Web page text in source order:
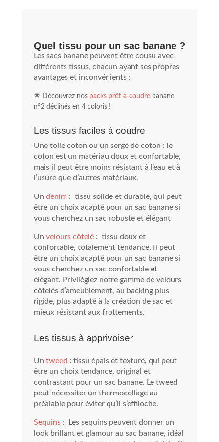
Quel tissu pour un sac banane ?
Les sacs banane peuvent être cousu avec
différents tissus, chacun ayant ses propres
avantages et inconvénients :
🌟 Découvrez nos packs prêt-à-coudrebanane
n°2 déclinés en 4 coloris !
Les tissus faciles à coudre
Une toile coton ou un sergé de coton : le
coton est un matériau doux et confortable,
mais il peut être moins résistant à l’eau et à
l’usure que d’autres matériaux.
Un denim: tissu solide et durable, qui peut
être un choix adapté pour un sac banane si
vous cherchez un sac robuste et élégant
Un velours côtelé: tissu doux et
confortable, totalement tendance. Il peut
être un choix adapté pour un sac banane si
vous cherchez un sac confortable et
élégant. Privilégiez notre gamme de velours
côtelés d’ameublement, au backing plus
rigide, plus adapté à la création de sac et
mieux résistant aux frottements.
Les tissus à apprivoiser
Un tweed : tissu épais et texturé, qui peut
être un choix tendance, original et
contrastant pour un sac banane. Le tweed
peut nécessiter un thermocollage au
préalable pour éviter qu’il s’effiloche.
Sequins: Les sequins peuvent donner un
look brillant et glamour au sac banane, idéal